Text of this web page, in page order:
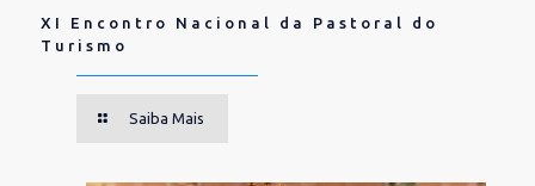
XI Encontro Nacional da Pastoral do
Turismo
Saiba Mais